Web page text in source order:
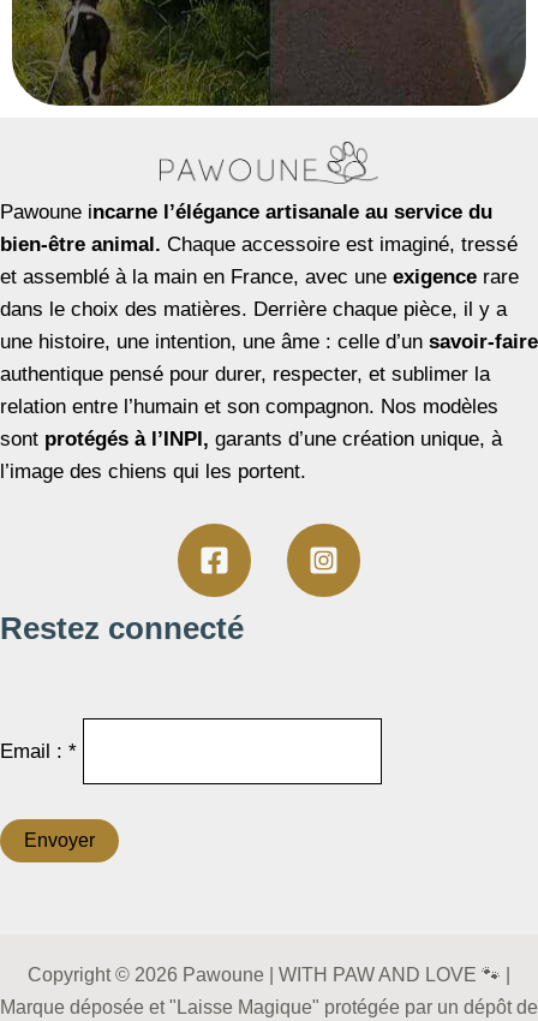
Pawoune incarne l’élégance artisanale au service du
bien-être animal. Chaque accessoire est imaginé, tressé
et assemblé à la main en France, avec une exigence rare
dans le choix des matières. Derrière chaque pièce, il y a
une histoire, une intention, une âme : celle d’un savoir-faire
authentique pensé pour durer, respecter, et sublimer la
relation entre l’humain et son compagnon. Nos modèles
sont protégés à l’INPI, garants d’une création unique, à
l’image des chiens qui les portent.
Restez connecté
Email : *
Copyright © 2026 Pawoune | WITH PAW AND LOVE 🐾 |
Marque déposée et "Laisse Magique" protégée par un dépôt de